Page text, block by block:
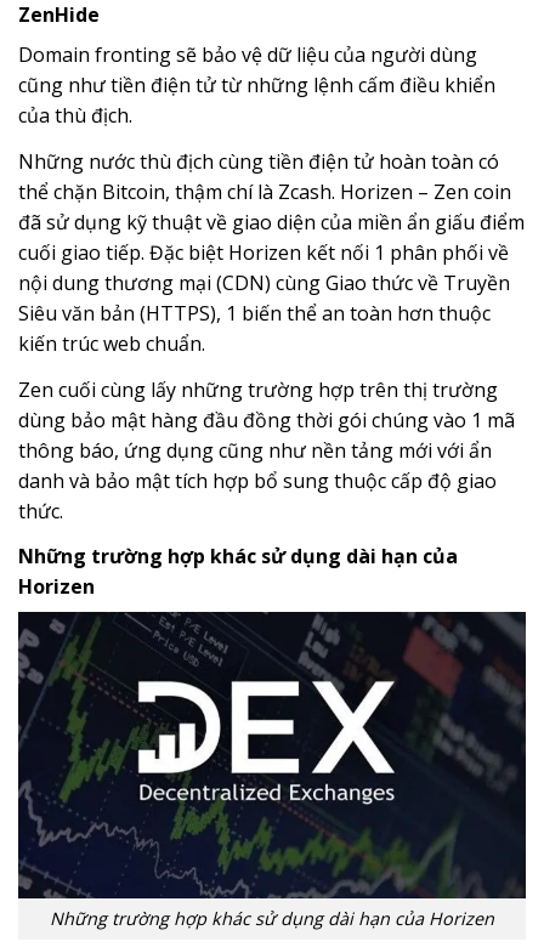
ZenHide
Domain fronting sẽ bảo vệ dữ liệu của người dùng
cũng như tiền điện tử từ những lệnh cấm điều khiển
của thù địch.
Những nước thù địch cùng tiền điện tử hoàn toàn có
thể chặn Bitcoin, thậm chí là Zcash. Horizen – Zen coin
đã sử dụng kỹ thuật về giao diện của miền ẩn giấu điểm
cuối giao tiếp. Đặc biệt Horizen kết nối 1 phân phối về
nội dung thương mại (CDN) cùng Giao thức về Truyền
Siêu văn bản (HTTPS), 1 biến thể an toàn hơn thuộc
kiến ​​trúc web chuẩn.
Zen cuối cùng lấy những trường hợp trên thị trường
dùng bảo mật hàng đầu đồng thời gói chúng vào 1 mã
thông báo, ứng dụng cũng như nền tảng mới với ẩn
danh và bảo mật tích hợp bổ sung thuộc cấp độ giao
thức.
Những trường hợp khác sử dụng dài hạn của
Horizen
Những trường hợp khác sử dụng dài hạn của Horizen